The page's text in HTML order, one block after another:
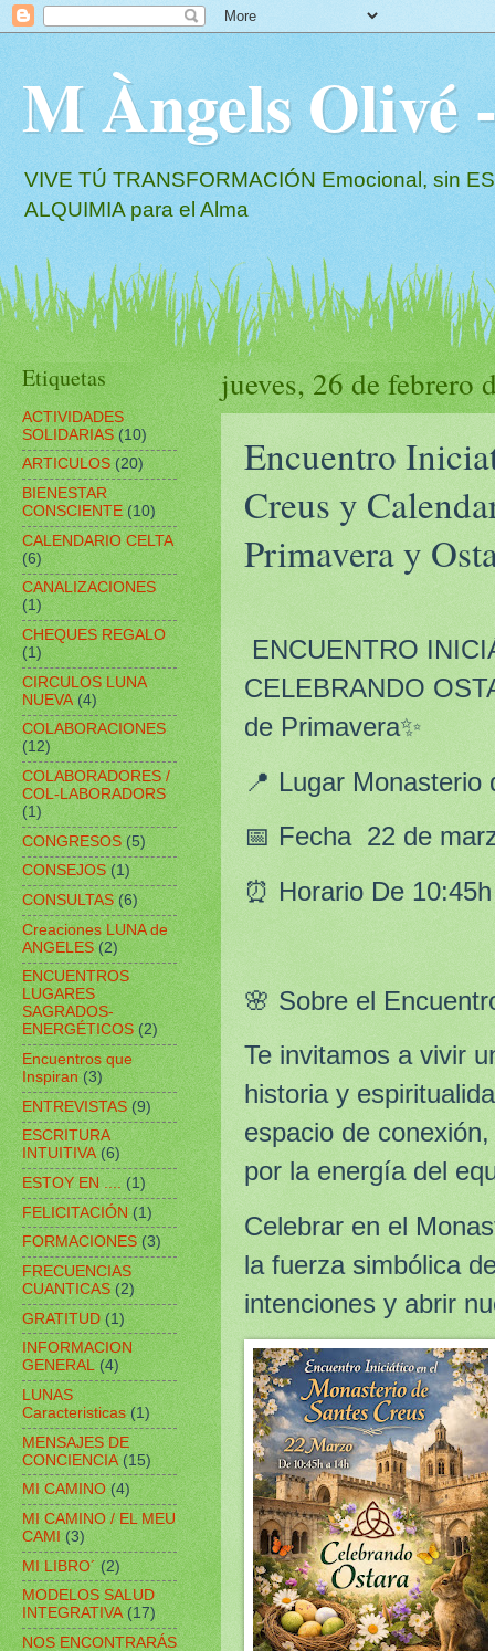
M Àngels
VIVE TÚ TRANSFORMACIÓN Emocional, sin
ALQUIMIA para el Alma
jueves, 26 de febrero
Encuentro
Creus y
Primavera y
ENCUENTRO
CELEBRANDO
de Primavera✨
📍 Lugar Monasterio
📅 Fecha 22 de
⏰ Horario De
🌸 Sobre el
Te invitamos a vivir
historia y
espacio de
por la energía del
Celebrar en el
la fuerza simbólica
intenciones y abrir
Etiquetas
ACTIVIDADES
SOLIDARIAS (10)
ARTICULOS (20)
BIENESTAR
CONSCIENTE (10)
CALENDARIO CELTA
(6)
CANALIZACIONES
(1)
CHEQUES REGALO
(1)
CIRCULOS LUNA
NUEVA (4)
COLABORACIONES
(12)
COLABORADORES /
COL-LABORADORS
(1)
CONGRESOS (5)
CONSEJOS (1)
CONSULTAS (6)
Creaciones LUNA de
ANGELES (2)
ENCUENTROS
LUGARES
SAGRADOS-
ENERGÉTICOS (2)
Encuentros que
Inspiran (3)
ENTREVISTAS (9)
ESCRITURA
INTUITIVA (6)
ESTOY EN .... (1)
FELICITACIÓN (1)
FORMACIONES (3)
FRECUENCIAS
CUANTICAS (2)
GRATITUD (1)
INFORMACION
GENERAL (4)
LUNAS
Caracteristicas (1)
MENSAJES DE
CONCIENCIA (15)
MI CAMINO (4)
MI CAMINO / EL MEU
CAMI (3)
MI LIBRO´ (2)
MODELOS SALUD
INTEGRATIVA (17)
NOS ENCONTRARÁS